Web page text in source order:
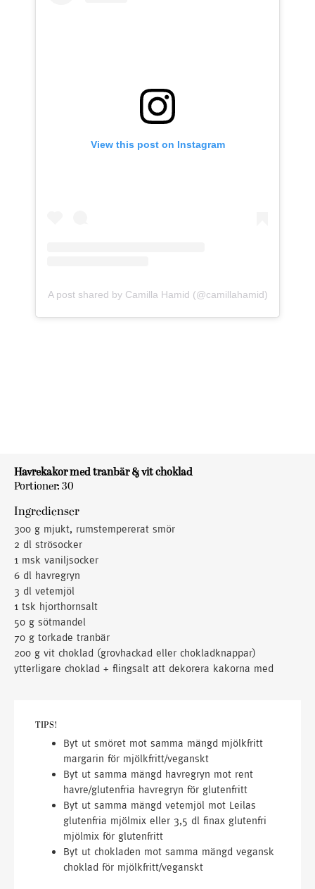
View this post on Instagram
A post shared by Camilla Hamid (@camillahamid)
Havrekakor med tranbär & vit choklad
Portioner: 30
Ingredienser
300 g mjukt, rumstempererat smör
2 dl strösocker
1 msk vaniljsocker
6 dl havregryn
3 dl vetemjöl
1 tsk hjorthornsalt
50 g sötmandel
70 g torkade tranbär
200 g vit choklad (grovhackad eller chokladknappar)
ytterligare choklad + flingsalt att dekorera kakorna med
TIPS!
Byt ut smöret mot samma mängd mjölkfritt
margarin för mjölkfritt/veganskt
Byt ut samma mängd havregryn mot rent
havre/glutenfria havregryn för glutenfritt
Byt ut samma mängd vetemjöl mot Leilas
glutenfria mjölmix eller 3,5 dl finax glutenfri
mjölmix för glutenfritt
Byt ut chokladen mot samma mängd vegansk
choklad för mjölkfritt/veganskt